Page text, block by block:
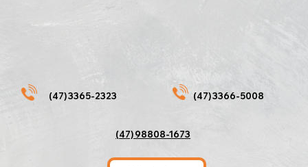
(47) 98808-1673
(47) 3366-5008
(47) 3365-2323